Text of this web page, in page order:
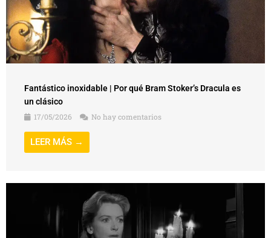
Fantástico inoxidable | Por qué Bram Stoker’s Dracula es
un clásico
17/05/2026
No hay comentarios
LEER MÁS →